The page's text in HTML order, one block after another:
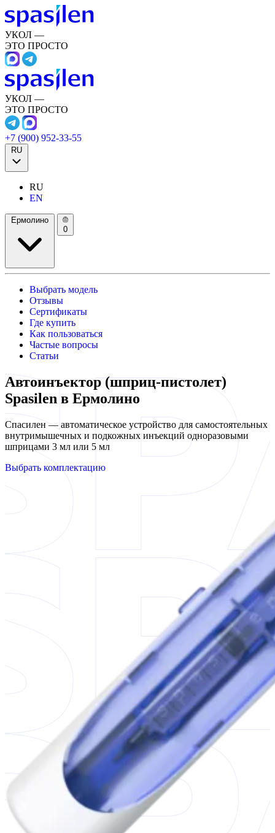
УКОЛ —
ЭТО ПРОСТО
УКОЛ —
ЭТО ПРОСТО
+7 (900) 952-33-55
RU
RU
EN
Ермолино
0
Выбрать модель
Отзывы
Сертификаты
Где купить
Как пользоваться
Частые вопросы
Статьи
Автоинъектор (шприц-пистолет)
Spasilen в Ермолино
Спасилен — автоматическое устройство для самостоятельных
внутримышечных и подкожных инъекций одноразовыми
шприцами 3 мл или 5 мл
Выбрать комплектацию